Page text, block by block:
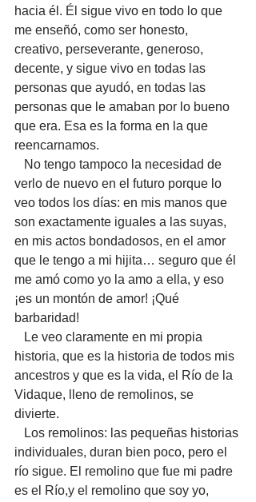
hacia él. Él sigue vivo en todo lo que
me enseñó, como ser honesto,
creativo, perseverante, generoso,
decente, y sigue vivo en todas las
personas que ayudó, en todas las
personas que le amaban por lo bueno
que era. Esa es la forma en la que
reencarnamos.
verlo de nuevo en el futuro porque lo
veo todos los días: en mis manos que
son exactamente iguales a las suyas,
en mis actos bondadosos, en el amor
que le tengo a mi hijita… seguro que él
me amó como yo la amo a ella, y eso
¡es un montón de amor! ¡Qué
barbaridad!
historia, que es la historia de todos mis
ancestros y que es la vida, el Río de la
Vidaque, lleno de remolinos, se
divierte.
individuales, duran bien poco, pero el
río sigue. El remolino que fue mi padre
es el Río,y el remolino que soy yo,